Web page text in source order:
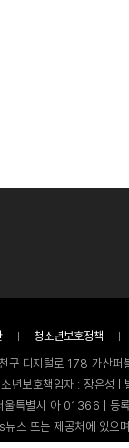
청소년보호정책
구 디지털로 178 가
소년보호책임자 : 장은
울특별시 아 01366 |
스 또는 제공처에 있으